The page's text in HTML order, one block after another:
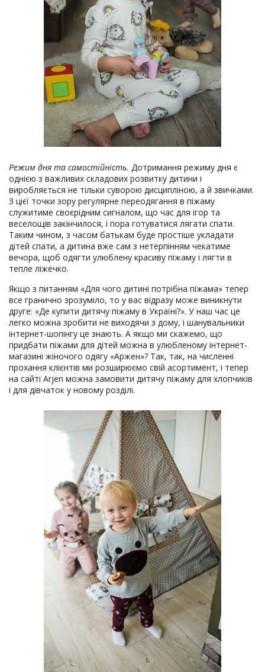
Режим дня та самостійність. Дотримання режиму дня є
однією з важливих складових розвитку дитини і
виробляється не тільки суворою дисципліною, а й звичками.
З цієї точки зору регулярне переодягання в піжаму
служитиме своєрідним сигналом, що час для ігор та
веселощів закінчилося, і пора готуватися лягати спати.
Таким чином, з часом батькам буде простіше укладати
дітей спати, а дитина вже сам з нетерпінням чекатиме
вечора, щоб одягти улюблену красиву піжаму і лягти в
тепле ліжечко.
Якщо з питанням «Для чого дитині потрібна піжама» тепер
все гранично зрозуміло, то у вас відразу може виникнути
друге: «Де купити дитячу піжаму в Україні?». У наш час це
легко можна зробити не виходячи з дому, і шанувальники
інтернет-шопінгу це знають. А якщо ми скажемо, що
придбати піжами для дітей можна в улюбленому інтернет-
магазині жіночого одягу «Аржен»? Так, так, на численні
прохання клієнтів ми розширюємо свій асортимент, і тепер
на сайті Arjen можна замовити дитячу піжаму для хлопчиків
і для дівчаток у новому розділі.